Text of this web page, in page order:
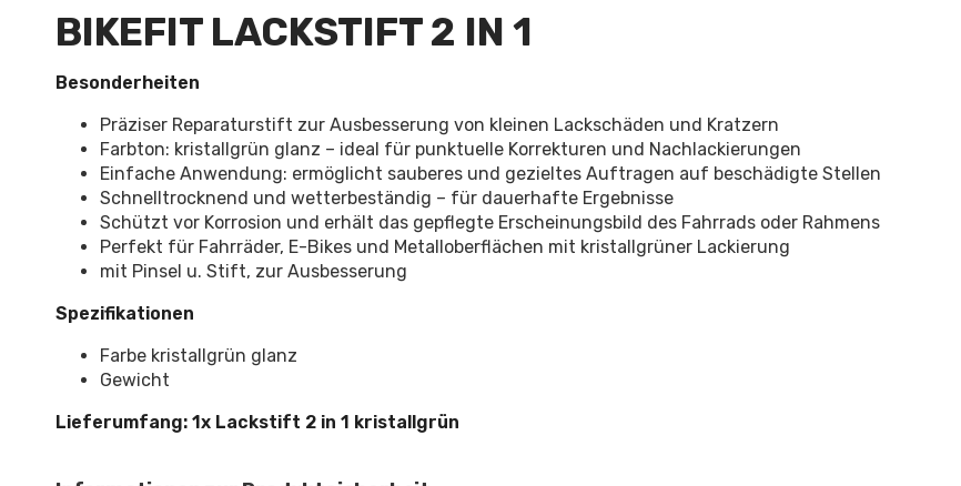
BIKEFIT LACKSTIFT 2 IN 1
Besonderheiten
Präziser Reparaturstift zur Ausbesserung von kleinen Lackschäden und Kratzern
Farbton: kristallgrün glanz – ideal für punktuelle Korrekturen und Nachlackierungen
Einfache Anwendung: ermöglicht sauberes und gezieltes Auftragen auf beschädigte Stellen
Schnelltrocknend und wetterbeständig – für dauerhafte Ergebnisse
Schützt vor Korrosion und erhält das gepflegte Erscheinungsbild des Fahrrads oder Rahmens
Perfekt für Fahrräder, E-Bikes und Metalloberflächen mit kristallgrüner Lackierung
mit Pinsel u. Stift, zur Ausbesserung
Spezifikationen
Farbe kristallgrün glanz
Gewicht
Lieferumfang: 1x Lackstift 2 in 1 kristallgrün